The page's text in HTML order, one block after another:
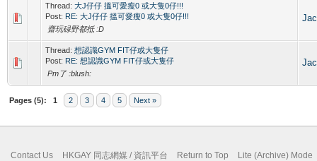
Thread: 大J仔仔 搵可愛瘦0 或大隻0仔!!!
Post: RE: 大J仔仔 搵可愛瘦0 或大隻0仔!!!
齋玩碌野都抵 :D
Thread: 想認識GYM FIT仔或大隻仔
Post: RE: 想認識GYM FIT仔或大隻仔
Pm了 :blush:
Pages (5): 1 2 3 4 5 Next »
Contact Us HKGAY 同志網媒 / 資訊平台 Return to Top Lite (Archive) Mode